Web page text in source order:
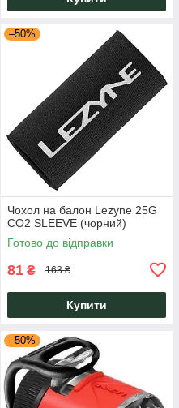
–50%
Чохол на балон Lezyne 25G
CO2 SLEEVE (чорний)
Готово до відправки
81 ₴ 163 ₴
Купити
–50%